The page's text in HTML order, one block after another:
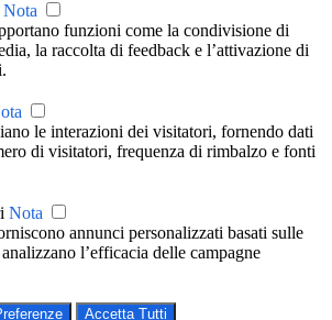
Nota
funzioni come la condivisione di
la raccolta di feedback e l’attivazione di
le interazioni dei visitatori, fornendo dati
di visitatori, frequenza di rimbalzo e fonti
Nota
annunci personalizzati basati sulle
l’efficacia delle campagne
Accetta Tutti